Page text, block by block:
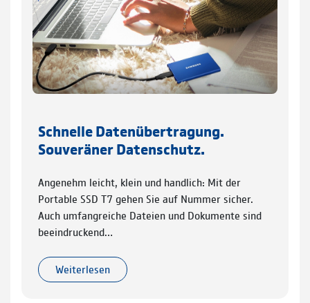
Schnelle Datenübertragung.
Souveräner Datenschutz.
Angenehm leicht, klein und handlich: Mit der
Portable SSD T7 gehen Sie auf Nummer sicher.
Auch umfangreiche Dateien und Dokumente sind
beeindruckend…
Weiterlesen